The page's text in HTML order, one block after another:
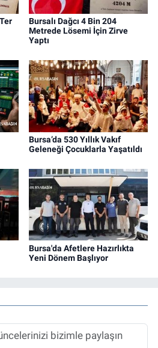
Bursalı Dağcı 4 Bin 204
Metrede Lösemi İçin Zirve
Yaptı
Bursa’da 530 Yıllık Vakıf
Geleneği Çocuklarla Yaşatıldı
Bursa'da Afetlere Hazırlıkta
Yeni Dönem Başlıyor